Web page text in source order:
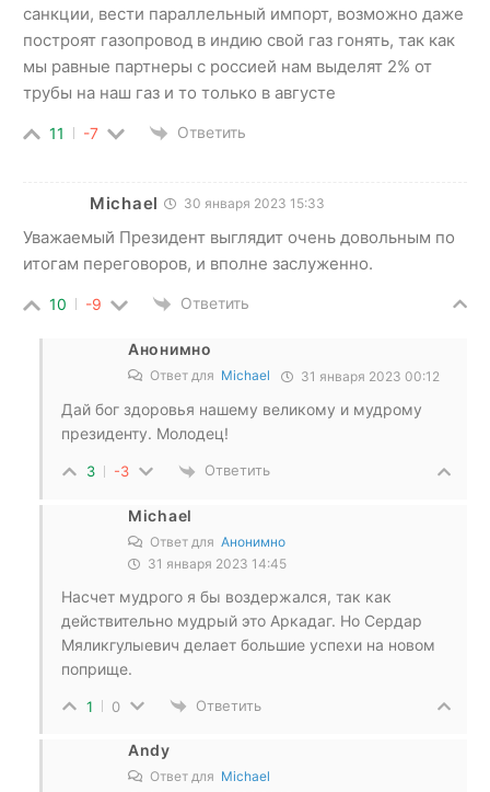
санкции, вести параллельный импорт, возможно даже
построят газопровод в индию свой газ гонять, так как
мы равные партнеры с россией нам выделят 2% от
трубы на наш газ и то только в августе
11 -7 Ответить
Michael 30 января 2023 15:33
Уважаемый Президент выглядит очень довольным по
итогам переговоров, и вполне заслуженно.
10 -9 Ответить
Анонимно
Ответ для Michael 31 января 2023 00:12
Дай бог здоровья нашему великому и мудрому
президенту. Молодец!
3 -3 Ответить
Michael
Ответ для Анонимно
31 января 2023 14:45
Насчет мудрого я бы воздержался, так как
действительно мудрый это Аркадаг. Но Сердар
Мяликгулыевич делает большие успехи на новом
поприще.
1 0 Ответить
Andy
Ответ для Michael